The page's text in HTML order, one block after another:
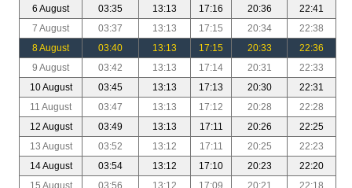
6 August
03:35 13:13 17:16 20:36
22:41
7 August
03:37 13:13 17:15 20:34
22:38
8 August
03:40 13:13 17:15 20:33
22:36
9 August
03:42 13:13 17:14 20:31
22:33
10 August
03:45 13:13 17:13 20:30
22:31
11 August
03:47 13:13 17:12 20:28
22:28
12 August
03:49 13:13 17:11 20:26
22:25
13 August
03:52 13:12 17:11 20:25
22:23
14 August
03:54 13:12 17:10 20:23
22:20
15 August
03:56 13:12 17:09 20:21 22:18